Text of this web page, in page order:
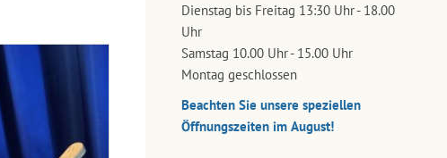
Dienstag bis Freitag 13:30 Uhr - 18.00
Uhr
Samstag 10.00 Uhr - 15.00 Uhr
Montag geschlossen
Beachten Sie unsere speziellen
Öffnungszeiten im August!